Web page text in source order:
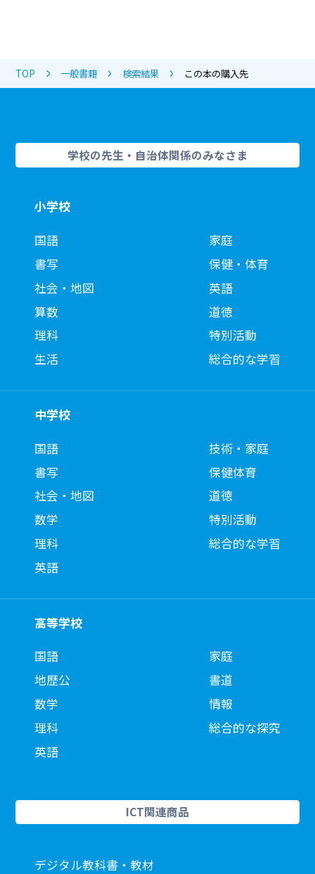
TOP 一般書籍 検索結果 この本の購入先
学校の先生・自治体関係のみなさま
小学校
国語
書写
社会・地図
算数
理科
生活
家庭
保健・体育
英語
道徳
特別活動
総合的な学習
中学校
国語
書写
社会・地図
数学
理科
英語
技術・家庭
保健体育
道徳
特別活動
総合的な学習
高等学校
国語
地歴公
数学
理科
英語
家庭
書道
情報
総合的な探究
ICT関連商品
デジタル教科書・教材